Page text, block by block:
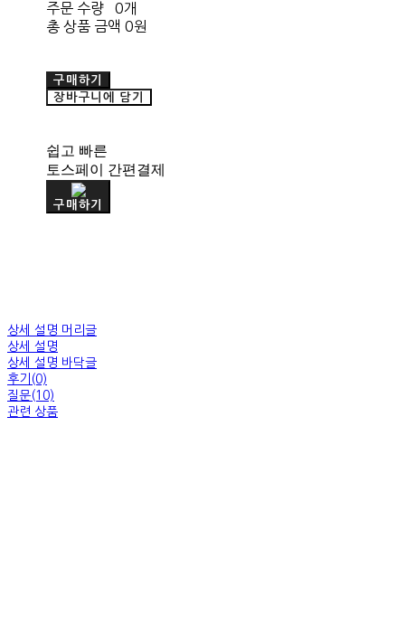
주문 수량
0개
총 상품 금액 0원
구매하기
장바구니에 담기
쉽고 빠른
토스페이 간편결제
구매하기
상세 설명 머리글
상세 설명
상세 설명 바닥글
후기(0)
질문(10)
관련 상품